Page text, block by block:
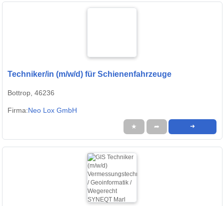
Techniker/in (m/w/d) für Schienenfahrzeuge
Bottrop, 46236
Firma:Neo Lox GmbH
★ ➦ ➜